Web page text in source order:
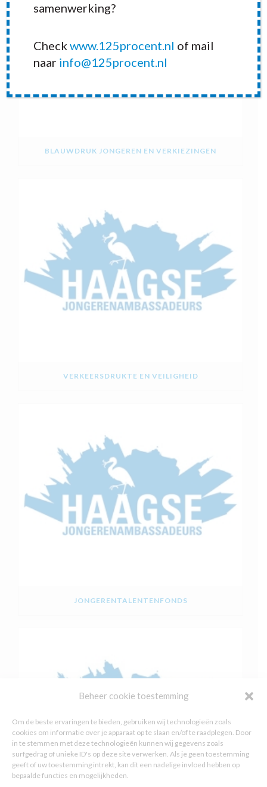
Beheer cookie toestemming
Om de beste ervaringen te bieden, gebruiken wij technologieën zoals
cookies om informatie over je apparaat op te slaan en/of te raadplegen. Door
in te stemmen met deze technologieën kunnen wij gegevens zoals
surfgedrag of unieke ID's op deze site verwerken. Als je geen toestemming
geeft of uw toestemming intrekt, kan dit een nadelige invloed hebben op
bepaalde functies en mogelijkheden.
BLAUWDRUK JONGEREN EN VERKIEZINGEN
VERKEERSDRUKTE EN VEILIGHEID
JONGERENTALENTENFONDS
samenwerking?
Checkwww.125procent.nl of mail
naar info@125procent.nl